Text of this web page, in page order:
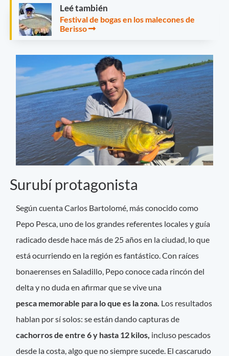
Leé también
Festival de bogas en los malecones de
Berisso
Surubí protagonista
Según cuenta Carlos Bartolomé, más conocido como
Pepo Pesca, uno de los grandes referentes locales y guía
radicado desde hace más de 25 años en la ciudad, lo que
está ocurriendo en la región es fantástico. Con raíces
bonaerenses en Saladillo, Pepo conoce cada rincón del
delta y no duda en afirmar que se vive una
pesca memorable para lo que es la zona. Los resultados
hablan por sí solos: se están dando capturas de
cachorros de entre 6 y hasta 12 kilos, incluso pescados
desde la costa, algo que no siempre sucede. El cascarudo